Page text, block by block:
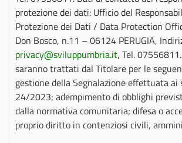
protezione dei dati: Ufficio del
Protezione dei Dati / Data Protection
Don Bosco, n.11 – 06124 PERUGIA,
privacy@sviluppumbria.it, Tel.
saranno trattati dal Titolare per le
gestione della Segnalazione effettuata ai
24/2023; adempimento di obblighi
dalla normativa comunitaria; difesa o
proprio diritto in contenziosi civili,